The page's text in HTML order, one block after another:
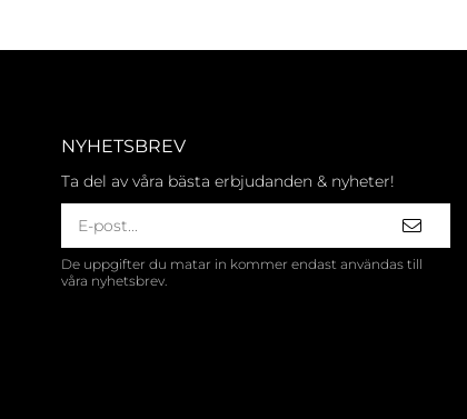
NYHETSBREV
Ta del av våra bästa erbjudanden & nyheter!
De uppgifter du matar in kommer endast användas till
våra nyhetsbrev.